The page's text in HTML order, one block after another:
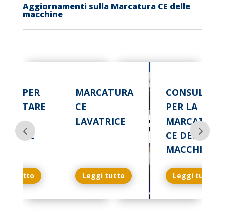
Aggiornamenti sulla Marcatura CE delle
macchine
PER
tutto
MARCATURA
CE
LAVATRICE
Leggi tutto
PER LA
MARCATURA
CE DELLE
MACCHINE
Leggi tutto